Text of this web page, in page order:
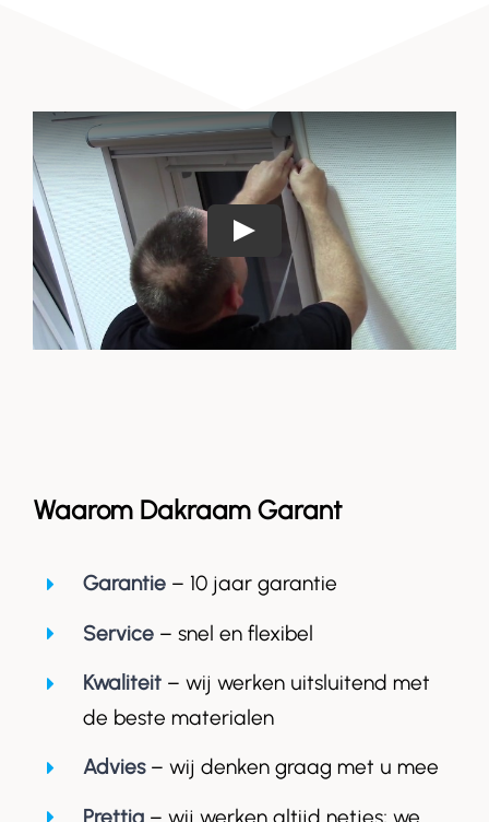
Waarom Dakraam Garant
Garantie– 10 jaar garantie
Service – snel en flexibel
Kwaliteit– wij werken uitsluitend met
de beste materialen
Advies– wij denken graag met u mee
Prettig– wij werken altijd netjes; we